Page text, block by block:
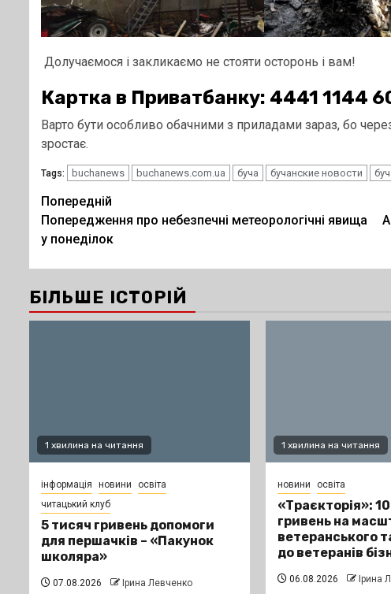
Долучаємося і закликаємо не стояти осторонь і вам!
Картка в Приватбанку: 4441 1144
Варто бути особливо обачними з приладами зараз, бо
зростає.
Tags: buchanews buchanews.com.ua буча бучанские новости
Post
navigation
Попередній
Попередження про небезпечні метеорологічні явища
у понеділок
БІЛЬШЕ ІСТОРІЙ
1 хвилина на читання
інформація новини
освіта
читацький клуб
5 тисяч гривень допомоги
для першачків – «Пакунок
школяра»
07.08.2026 Ірина Левченко
1 хвилина на читання
новини освіта
«Траєкторія»:
гривень на
ветеранського
до ветеранів
06.08.2026 Ірина